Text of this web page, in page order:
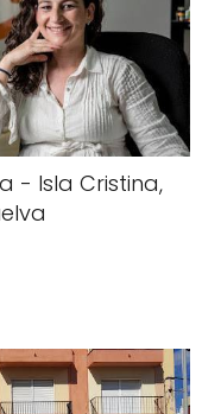
- Isla Cristina,